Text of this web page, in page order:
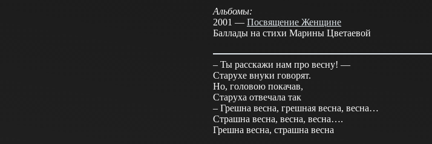
Альбомы:
2001 — Посвящение Женщине
Баллады на стихи Марины Цветаевой
– Ты расскажи нам про весну! —
Старухе внуки говорят.
Но, головою покачав,
Старуха отвечала так
– Грешна весна, грешная весна, весна…
Страшна весна, весна, весна….
Грешна весна, страшна весна